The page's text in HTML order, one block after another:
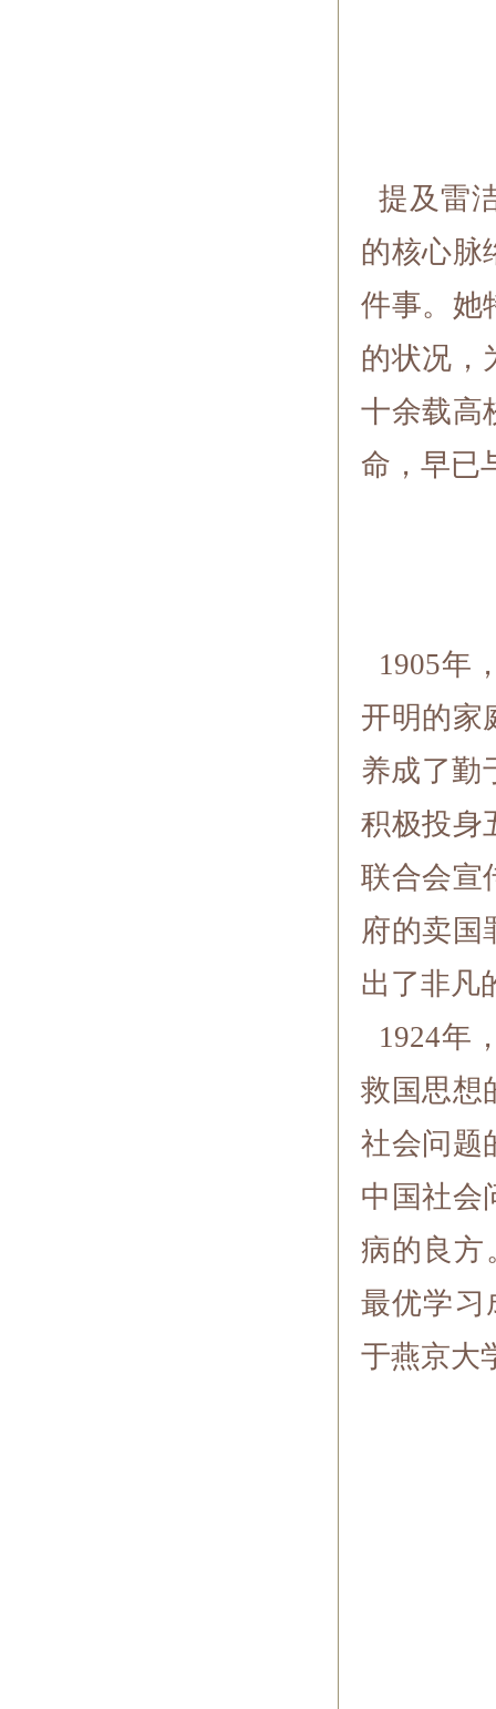
提及雷
的核心脉
件事。她
的状况，
十余载高
命，早已
1905年
开明的家
养成了勤
积极投身
联合会宣
府的卖国
出了非凡
1924年
救国思想
社会问题
中国社会
病的良方
最优学习
于燕京大